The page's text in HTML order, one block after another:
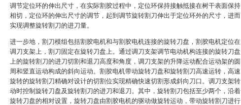
调节定位环的伸出尺寸，在实际割胶过程中，定位环保持接触抵接在树干表面保持
相切，定位环的伸出尺寸的调节，起到调节旋转割刀伸出于定位环外的尺寸，进而
实现调整旋转割刀的进刀量。
进一步地，割刀模组包括割胶电机和与割胶电机连接的旋转刀盘，割胶电机定位在
调刀支架上，割刀固定在旋转刀盘上。通过调刀支架调节电动机构连接的旋转刀盘
上的旋转割刀的进刀切割和退刀高度和角度，调刀支架的升降运动配合运动架的圆
周和竖直运动构成的斜向运动。割胶电机带动旋转刀盘和旋转割刀高速运转，高速
旋转的旋转割刀精确对设计的切割位实现精确快速切割形成斜向刀口。调刀支架转
动时控制旋转刀盘及旋转割刀的进刀和退刀。其中，旋转割刀包括至少两个，沿着
旋转刀盘的相对设置，旋转刀盘由割胶电机的驱动做旋转运动，带动旋转割刀进行